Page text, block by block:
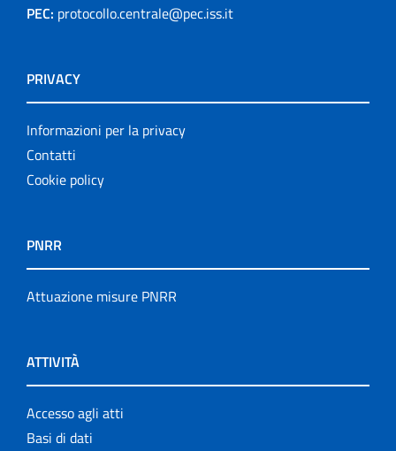
PEC: protocollo.centrale@pec.iss.it
PRIVACY
Informazioni per la privacy
Contatti
Cookie policy
PNRR
Attuazione misure PNRR
ATTIVITÀ
Accesso agli atti
Basi di dati